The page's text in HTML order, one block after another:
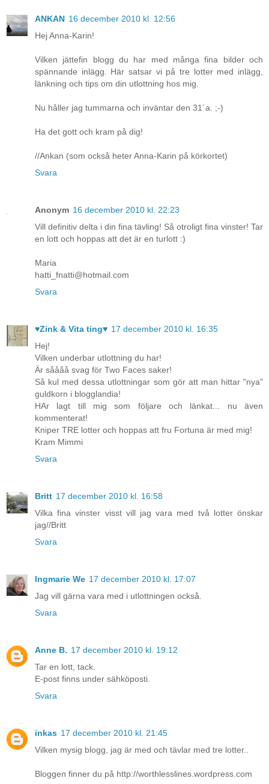
ANKAN 16 december 2010 kl. 12:56
Hej Anna-Karin!
Vilken jättefin blogg du har med många fina bilder och
spännande inlägg. Här satsar vi på tre lotter med inlägg,
länkning och tips om din utlottning hos mig.
Nu håller jag tummarna och inväntar den 31´a. ;-)
Ha det gott och kram på dig!
//Ankan (som också heter Anna-Karin på körkortet)
Svara
Anonym 16 december 2010 kl. 22:23
Vill definitiv delta i din fina tävling! Så otroligt fina vinster! Tar
en lott och hoppas att det är en turlott :)
Maria
hatti_fnatti@hotmail.com
Svara
♥Zink & Vita ting♥ 17 december 2010 kl. 16:35
Hej!
Vilken underbar utlottning du har!
Är såååå svag för Two Faces saker!
Så kul med dessa utlottningar som gör att man hittar "nya"
guldkorn i blogglandia!
HAr lagt till mig som följare och länkat... nu även
kommenterat!
Kniper TRE lotter och hoppas att fru Fortuna är med mig!
Kram Mimmi
Svara
Britt 17 december 2010 kl. 16:58
Vilka fina vinster visst vill jag vara med två lotter önskar
jag//Britt
Svara
Ingmarie We 17 december 2010 kl. 17:07
Jag vill gärna vara med i utlottningen också.
Svara
Anne B. 17 december 2010 kl. 19:12
Tar en lott, tack.
E-post finns under sähköposti.
Svara
inkas 17 december 2010 kl. 21:45
Vilken mysig blogg, jag är med och tävlar med tre lotter..
Bloggen finner du på http://worthlesslines.wordpress.com